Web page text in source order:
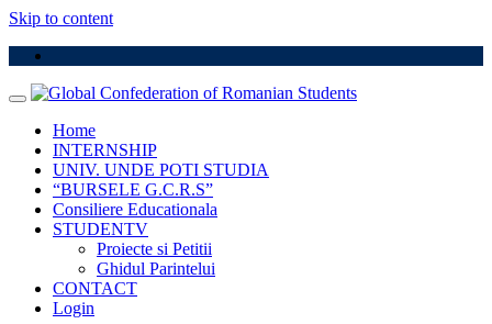
Skip to content
Home
INTERNSHIP
UNIV. UNDE POTI STUDIA
“BURSELE G.C.R.S”
Consiliere Educationala
STUDENTV
Proiecte si Petitii
Ghidul Parintelui
CONTACT
Login